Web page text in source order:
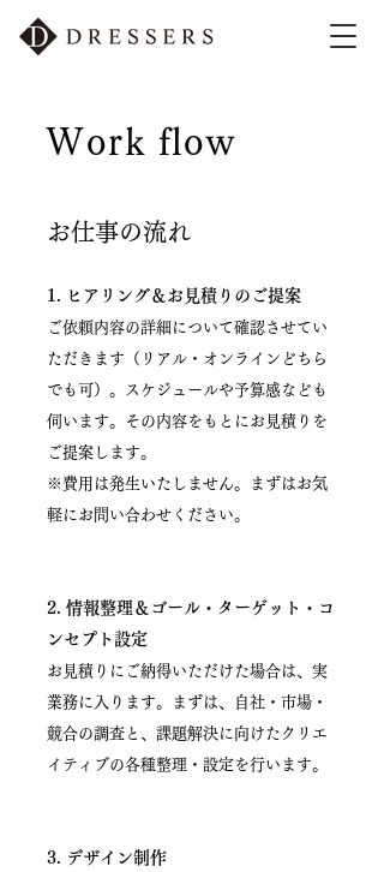
Work flow
お仕事の流れ
​1. ヒアリング＆お見積りのご提案
ご依頼内容の詳細について確認させてい
ただきます（リアル・オンラインどちら
でも可）。スケジュールや予算感なども
伺います。その内容をもとにお見積りを
ご提案します。
※費用は発生いたしません。まずはお気
軽にお問い合わせください。
2. 情報整理＆ゴール・ターゲット・コ
ンセプト設定
お見積りにご納得いただけた場合は、実
業務に入ります。まずは、自社・市場・
競合の調査と、課題解決に向けたクリエ
イティブの各種整理・設定を行います。
3. デザイン制作